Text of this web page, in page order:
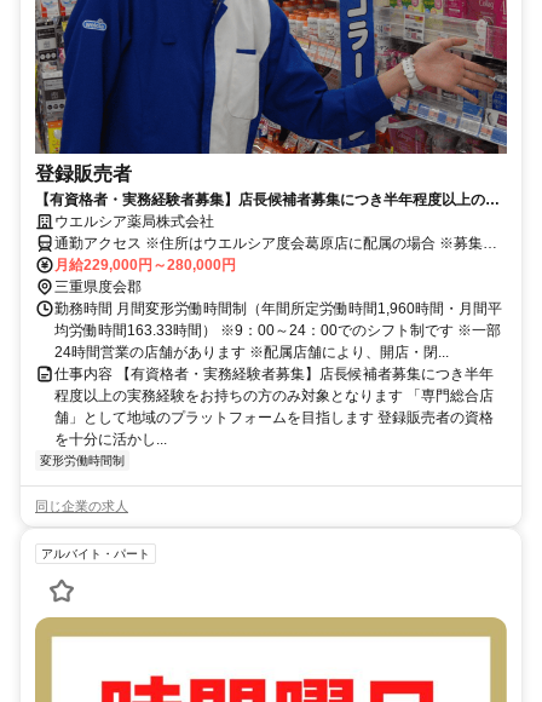
登録販売者
【有資格者・実務経験者募集】店長候補者募集につき半年程度以上の実
務経験をお持ちの方のみ対象となります
ウエルシア薬局株式会社
通勤アクセス ※住所はウエルシア度会葛原店に配属の場合 ※募集店
舗の配属を保証したものではございませんので予めご了承ください
※配属店舗は上記店舗以外の可能性がございます ※原則、自宅から
50km圏内、通勤片道90分圏内の いずれかの店舗への配属・転勤とな
ります(エリア職) ※勤務店舗の指定は出来かねます ■ご希望に応じて
下記勤務区分から選択 も可能です ※社宅制度・赴任手当制度あり ＜
リージョナル職＞ 異動の範囲は本拠地とその隣接県または直線距離
で概ね100km以内 ＜ナショナル職＞ 全国の店舗への異動あり ※社宅
制度・赴任手当制度あり
月給229,000円～280,000円
三重県度会郡
勤務時間 月間変形労働時間制（年間所定労働時間1,960時間・月間平
均労働時間163.33時間） ※9：00～24：00でのシフト制です ※一部
24時間営業の店舗があります ※配属店舗により、開店・閉...
仕事内容 【有資格者・実務経験者募集】店長候補者募集につき半年
程度以上の実務経験をお持ちの方のみ対象となります 「専門総合店
舗」として地域のプラットフォームを目指します 登録販売者の資格
を十分に活かし...
変形労働時間制
同じ企業の求人
アルバイト・パート